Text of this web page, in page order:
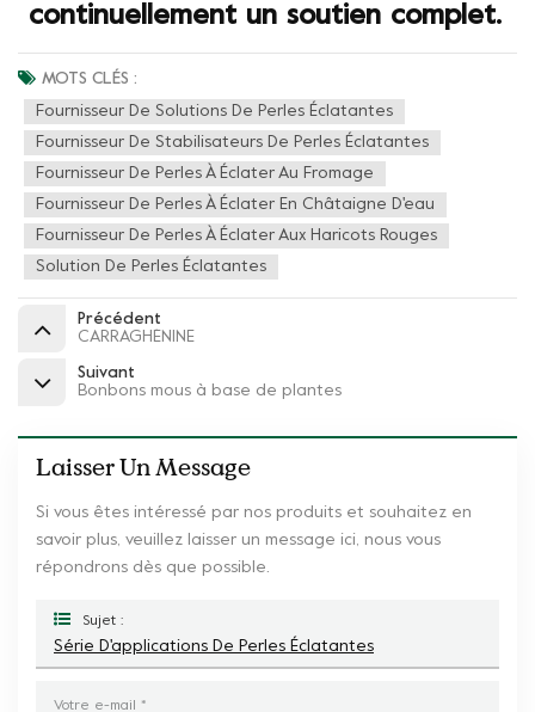
continuellement un soutien complet.
MOTS CLÉS :
Fournisseur De Solutions De Perles Éclatantes
Fournisseur De Stabilisateurs De Perles Éclatantes
Fournisseur De Perles À Éclater Au Fromage
Fournisseur De Perles À Éclater En Châtaigne D'eau
Fournisseur De Perles À Éclater Aux Haricots Rouges
Solution De Perles Éclatantes
Précédent
CARRAGHÉNINE
Suivant
Bonbons mous à base de plantes
Laisser Un Message
Si vous êtes intéressé par nos produits et souhaitez en
savoir plus, veuillez laisser un message ici, nous vous
répondrons dès que possible.
Sujet :
Série D'applications De Perles Éclatantes